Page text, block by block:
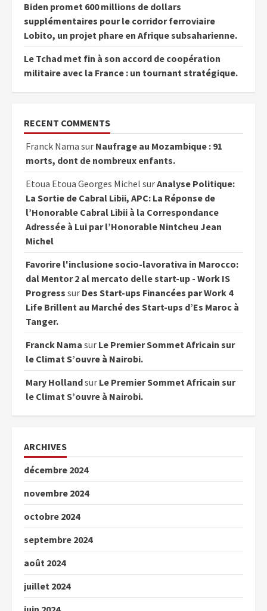
Biden promet 600 millions de dollars
supplémentaires pour le corridor ferroviaire
Lobito, un projet phare en Afrique subsaharienne.
Le Tchad met fin à son accord de coopération
militaire avec la France : un tournant stratégique.
RECENT COMMENTS
Franck Nama sur Naufrage au Mozambique : 91
morts, dont de nombreux enfants.
Etoua Etoua Georges Michel surAnalyse Politique:
La Sortie de Cabral Libii, APC: La Réponse de
l’Honorable Cabral Libii à la Correspondance
Adressée à Lui par l’Honorable Nintcheu Jean
Michel
Favorire l'inclusione socio-lavorativa in Marocco:
dal Mentor 2 al mercato delle start-up - Work IS
Progress sur Des Start-ups Financées par Work 4
Life Brillent au Marché des Start-ups d’Es Maroc à
Tanger.
Franck Nama sur Le Premier Sommet Africain sur
le Climat S’ouvre à Nairobi.
Mary Hollandsur Le Premier Sommet Africain sur
le Climat S’ouvre à Nairobi.
ARCHIVES
décembre 2024
novembre 2024
octobre 2024
septembre 2024
août 2024
juillet 2024